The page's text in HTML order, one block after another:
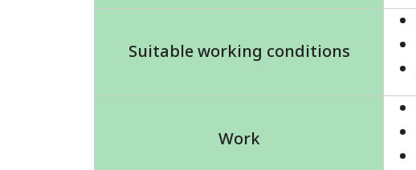
Suitable working conditions
Work